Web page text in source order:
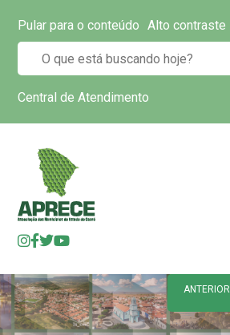
Pular para o conteúdo Alto contraste
Central de Atendimento
ANTERIOR